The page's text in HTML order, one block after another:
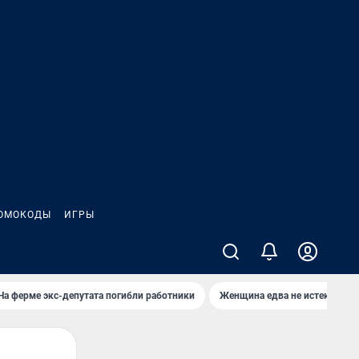
ИГРЫ
ферме экс-депутата погибли работники Женщина едва не истекла